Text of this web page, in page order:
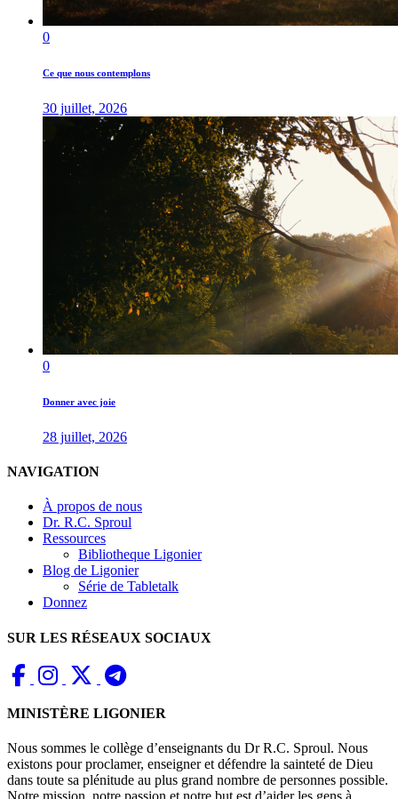
0
Ce que nous contemplons
30 juillet, 2026
0
Donner avec joie
28 juillet, 2026
NAVIGATION
À propos de nous
Dr. R.C. Sproul
Ressources
Bibliotheque Ligonier
Blog de Ligonier
Série de Tabletalk
Donnez
SUR LES RÉSEAUX SOCIAUX
MINISTÈRE LIGONIER
Nous sommes le collège d’enseignants du Dr R.C. Sproul. Nous
existons pour proclamer, enseigner et défendre la sainteté de Dieu
dans toute sa plénitude au plus grand nombre de personnes possible.